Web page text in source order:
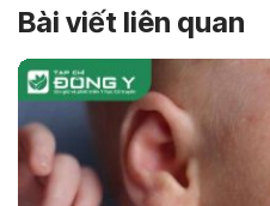
Bài viết liên quan